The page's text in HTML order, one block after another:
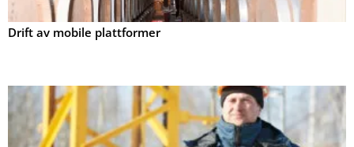
Drift av mobile plattformer